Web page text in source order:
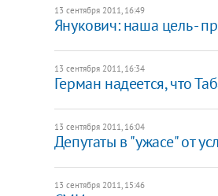
13 сентября 2011, 16:49
​Янукович: наша цель -
13 сентября 2011, 16:34
Герман надеется, что
13 сентября 2011, 16:04
Депутаты в "ужасе" от
13 сентября 2011, 15:46